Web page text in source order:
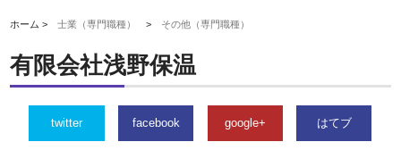
ホーム >士業（専門職種） > その他（専門職種）
有限会社浅野保温
twitter facebook google+ はてブ